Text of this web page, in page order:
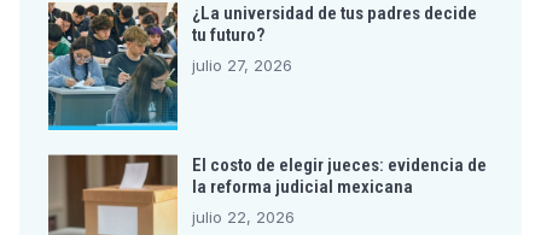
¿La universidad de tus padres decide
tu futuro?
julio 27, 2026
El costo de elegir jueces: evidencia de
la reforma judicial mexicana
julio 22, 2026